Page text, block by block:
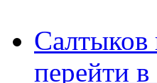
Салтыков
перейти